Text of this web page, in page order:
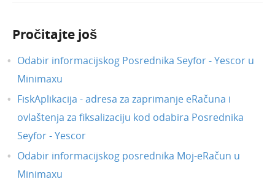
Prosinac 2021.
Studeni 2021.
Listopad 2021.
Lipanj 2021.
Posebni postupci oporezivanja za usluge i
Pročitajte još
Odabir informacijskog Posrednika Seyfor - Yescor u
Minimaxu
FiskAplikacija - adresa za zaprimanje eRačuna i
ovlaštenja za fiksalizaciju kod odabira Posrednika
Seyfor - Yescor
Odabir informacijskog posrednika Moj-eRačun u
Minimaxu